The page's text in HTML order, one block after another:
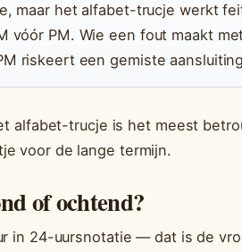
maar het alfabet-trucje werkt
vóór PM. Wie een fout maakt
riskeert een gemiste
alfabet-trucje is het meest
voor de lange termijn.
of ochtend?
in 24-uursnotatie — dat is de